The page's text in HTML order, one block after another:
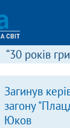
“30 років
Загинув
загону
Юков